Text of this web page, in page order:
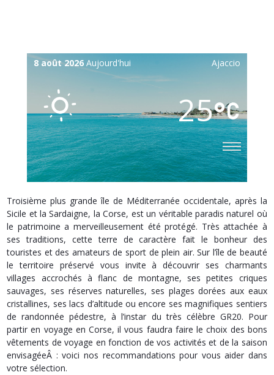
8 août 2026Aujourd'hui Ajaccio
25
Troisième plus grande île de Méditerranée occidentale, après la
Sicile et la Sardaigne, la Corse, est un véritable paradis naturel où
le patrimoine a merveilleusement été protégé. Très attachée à
ses traditions, cette terre de caractère fait le bonheur des
touristes et des amateurs de sport de plein air. Sur l’île de beauté
le territoire préservé vous invite à découvrir ses charmants
villages accrochés à flanc de montagne, ses petites criques
sauvages, ses réserves naturelles, ses plages dorées aux eaux
cristallines, ses lacs d’altitude ou encore ses magnifiques sentiers
de randonnée pédestre, à l’instar du très célèbre GR20. Pour
partir en voyage en Corse, il vous faudra faire le choix des bons
vêtements de voyage en fonction de vos activités et de la saison
envisagéeÂ : voici nos recommandations pour vous aider dans
votre sélection.